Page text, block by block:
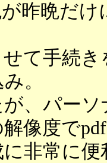
の奴。テ
人材を腐
と使いこ
昨晩だけ
て手続き
。
、パーソ
像度で
非常に便